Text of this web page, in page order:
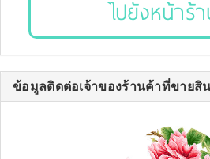
ไปยังหน้าร้
ข้อมูลติดต่อเจ้าของร้านค้าที่ขายสิ